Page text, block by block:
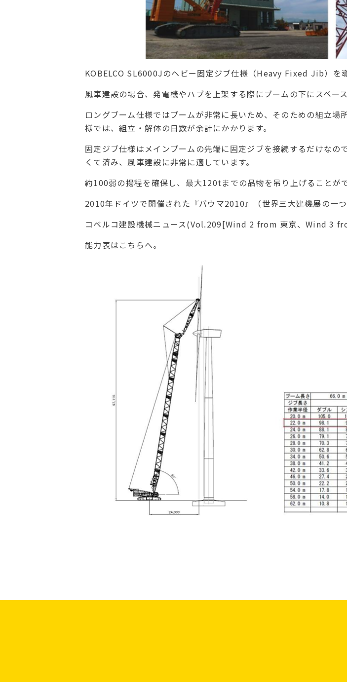
KOBELCO SL6000Jのヘビー固定ジブ仕様（Heavy Fixed Jib）を
風車建設の場合、発電機やハブを上架する際にブームの下にスペー
ロングブーム仕様ではブームが非常に長いため、そのための組立
様では、組立・解体の日数が余計にかかります。
固定ジブ仕様はメインブームの先端に固定ジブを接続するだけな
くて済み、風車建設に非常に適しています。
約100弱の揚程を確保し、最大120tまでの品物を吊り上げることが
2010年ドイツで開催された『バウマ2010』（世界三大建機展の一つ
コベルコ建設機械ニュース(Vol.209[Wind 2 from 東京、Wind 3
能力表はこちらへ。